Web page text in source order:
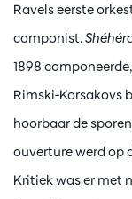
Ravels eerste
componist.
1898
Rimski-Korsakovs
hoorbaar de
ouverture werd op
Kritiek was er met